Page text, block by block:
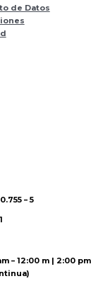
de Datos
– 5
– 12:00 m | 2:00